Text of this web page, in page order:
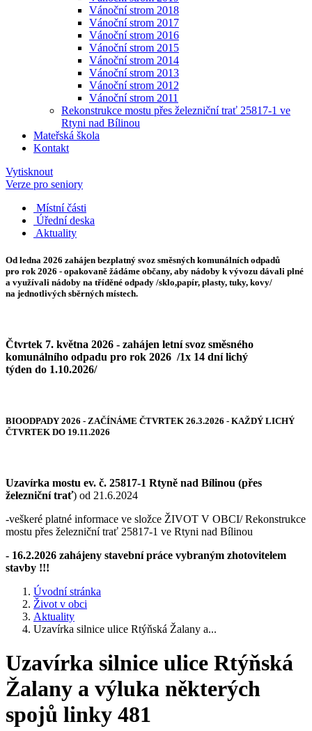
Vánoční strom 2018
Vánoční strom 2017
Vánoční strom 2016
Vánoční strom 2015
Vánoční strom 2014
Vánoční strom 2013
Vánoční strom 2012
Vánoční strom 2011
Rekonstrukce mostu přes železniční trať 25817-1 ve
Rtyni nad Bílinou
Mateřská škola
Kontakt
Vytisknout
Verze pro seniory
Místní části
Úřední deska
Aktuality
Od ledna 2026 zahájen bezplatný svoz směsných komunálních odpadů
pro rok 2026 - opakovaně žádáme občany, aby nádoby k vývozu dávali plné
a využívali nádoby na tříděné odpady /sklo,papír, plasty, tuky, kovy/
na jednotlivých sběrných místech.
Čtvrtek 7. května 2026 - zahájen letní svoz směsného
komunálního odpadu pro rok 2026 /1x 14 dní lichý
týden do 1.10.2026/
BIOODPADY 2026 - ZAČÍNÁME ČTVRTEK 26.3.2026 - KAŽDÝ LICHÝ
ČTVRTEK DO 19.11.2026
Uzavírka mostu ev. č. 25817-1 Rtyně nad Bílinou (přes
železniční trať) od 21.6.2024
-veškeré platné informace ve složce ŽIVOT V OBCI/ Rekonstrukce
mostu přes železniční trať 25817-1 ve Rtyni nad Bílinou
- 16.2.2026 zahájeny stavební práce vybraným zhotovitelem
stavby !!!
Úvodní stránka
Život v obci
Aktuality
Uzavírka silnice ulice Rtýňská Žalany a...
Uzavírka silnice ulice Rtýňská
Žalany a výluka některých
spojů linky 481